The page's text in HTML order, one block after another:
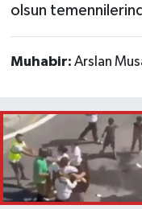
olsun
Muhabir: Arslan